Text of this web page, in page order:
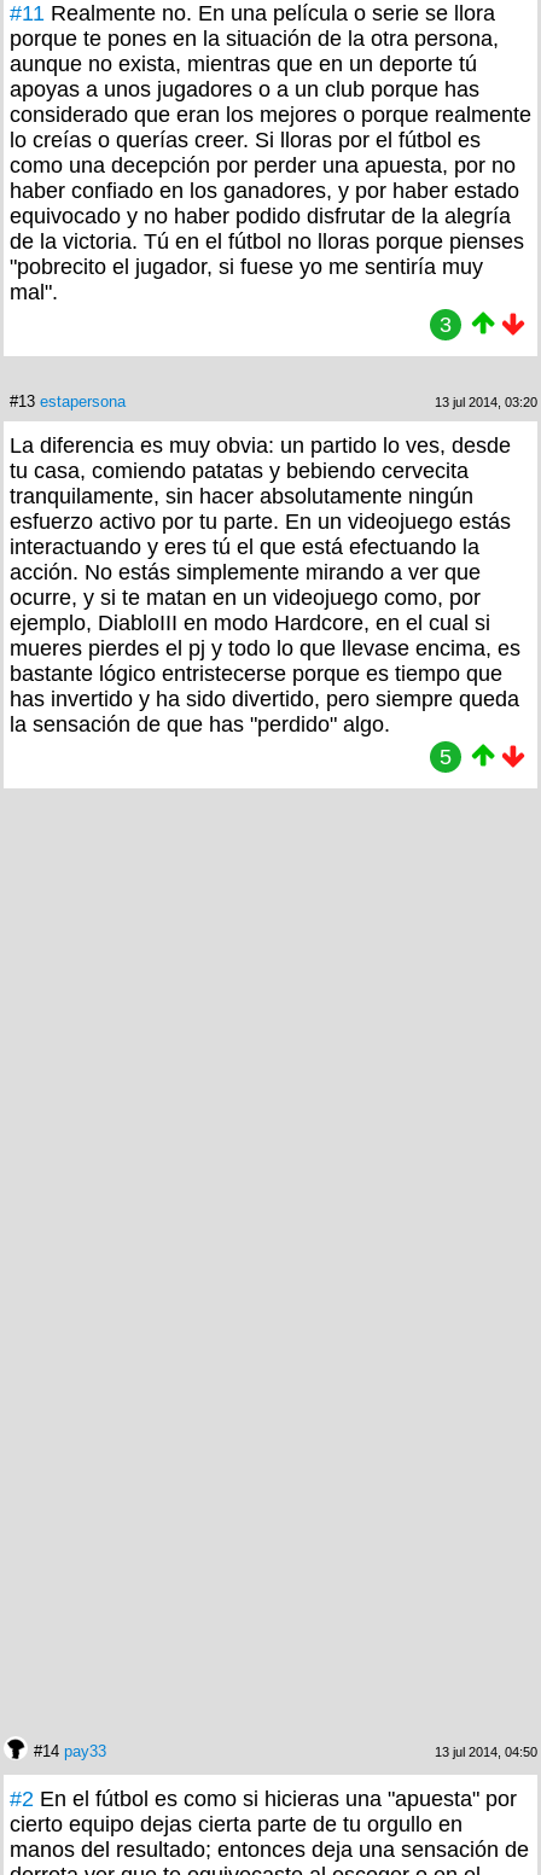
#11 Realmente no. En una película o serie se llora
porque te pones en la situación de la otra persona,
aunque no exista, mientras que en un deporte tú
apoyas a unos jugadores o a un club porque has
considerado que eran los mejores o porque realmente
lo creías o querías creer. Si lloras por el fútbol es
como una decepción por perder una apuesta, por no
haber confiado en los ganadores, y por haber estado
equivocado y no haber podido disfrutar de la alegría
de la victoria. Tú en el fútbol no lloras porque pienses
"pobrecito el jugador, si fuese yo me sentiría muy
mal".
3
#13 estapersona 13 jul 2014, 03:20
La diferencia es muy obvia: un partido lo ves, desde
tu casa, comiendo patatas y bebiendo cervecita
tranquilamente, sin hacer absolutamente ningún
esfuerzo activo por tu parte. En un videojuego estás
interactuando y eres tú el que está efectuando la
acción. No estás simplemente mirando a ver que
ocurre, y si te matan en un videojuego como, por
ejemplo, DiabloIII en modo Hardcore, en el cual si
mueres pierdes el pj y todo lo que llevase encima, es
bastante lógico entristecerse porque es tiempo que
has invertido y ha sido divertido, pero siempre queda
la sensación de que has "perdido" algo.
5
#14 pay33 13 jul 2014, 04:50
#2 En el fútbol es como si hicieras una "apuesta" por
cierto equipo dejas cierta parte de tu orgullo en
manos del resultado; entonces deja una sensación de